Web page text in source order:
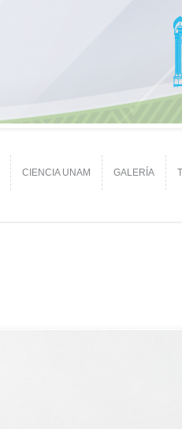
CIENCIA UNAM GALERÍA